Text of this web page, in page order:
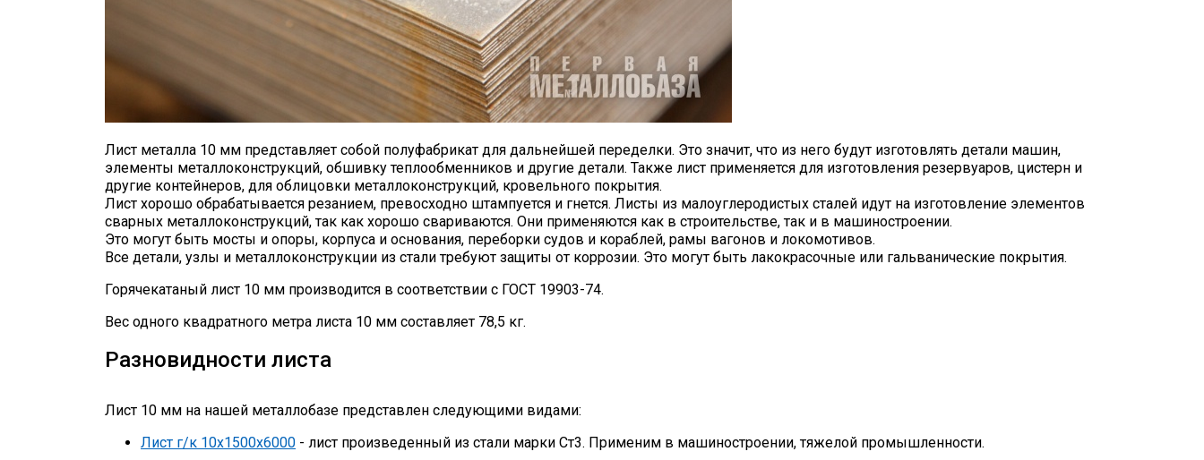
Лист металла 10 мм представляет собой полуфабрикат для дальнейшей переделки. Это значит, что из него будут изготовлять детали машин,
элементы металлоконструкций, обшивку теплообменников и другие детали. Также лист применяется для изготовления резервуаров, цистерн и
другие контейнеров, для облицовки металлоконструкций, кровельного покрытия.
Лист хорошо обрабатывается резанием, превосходно штампуется и гнется. Листы из малоуглеродистых сталей идут на изготовление элементов
сварных металлоконструкций, так как хорошо свариваются. Они применяются как в строительстве, так и в машиностроении.
Это могут быть мосты и опоры, корпуса и основания, переборки судов и кораблей, рамы вагонов и локомотивов.
Все детали, узлы и металлоконструкции из стали требуют защиты от коррозии. Это могут быть лакокрасочные или гальванические покрытия.
Горячекатаный лист 10 мм производится в соответствии с ГОСТ 19903-74.
Вес одного квадратного метра листа 10 мм составляет 78,5 кг.
Разновидности листа
Лист 10 мм на нашей металлобазе представлен следующими видами:
Лист г/к 10х1500х6000 - лист произведенный из стали марки Ст3. Применим в машиностроении, тяжелой промышленности.